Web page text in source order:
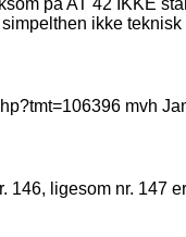
på AT 42 IKKE
ikke teknisk
mvh
146, ligesom nr. 147